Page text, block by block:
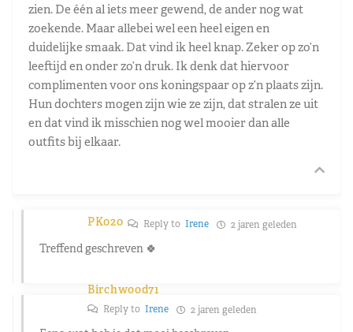
zien. De één al iets meer gewend, de ander nog wat
zoekende. Maar allebei wel een heel eigen en
duidelijke smaak. Dat vind ik heel knap. Zeker op zo’n
leeftijd en onder zo’n druk. Ik denk dat hiervoor
complimenten voor ons koningspaar op z’n plaats zijn.
Hun dochters mogen zijn wie ze zijn, dat stralen ze uit
en dat vind ik misschien nog wel mooier dan alle
outfits bij elkaar.
PK020 Reply to Irene 2 jaren geleden
Treffend geschreven 🍀
Birchwood71
Reply to Irene 2 jaren geleden